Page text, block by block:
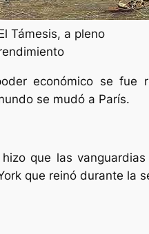
Támesis, a pleno
económico se fue
se mudó a París.
que las
que reinó durante la